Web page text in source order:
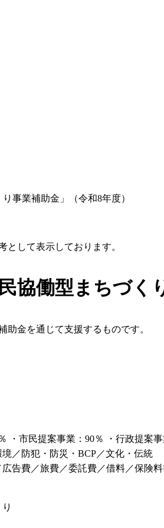
事業補助金」（令和8年度）
として表示しております。
協働型まちづく
金を通じて支援するものです。
・市民提案事業：90％ ・行政提案
／防犯・防災・BCP／文化・伝統
告費／旅費／委託費／借料／保険